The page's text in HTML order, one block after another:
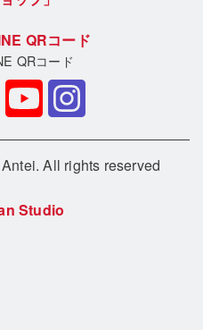
QRコード
All rights reserved
Studio